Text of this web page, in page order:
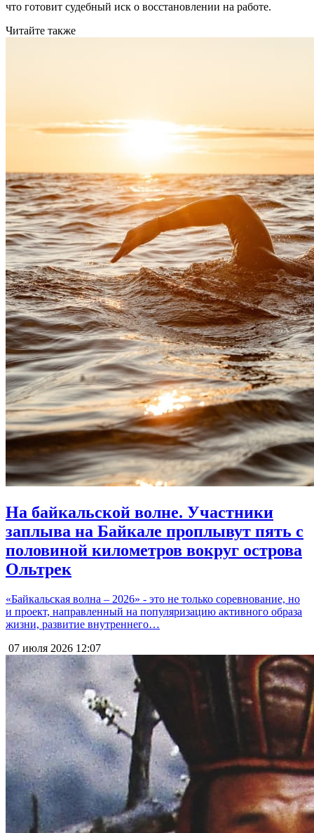
что готовит судебный иск о восстановлении на работе.
Читайте также
На байкальской волне. Участники
заплыва на Байкале проплывут пять с
половиной километров вокруг острова
Ольтрек
«Байкальская волна – 2026» - это не только соревнование, но
и проект, направленный на популяризацию активного образа
жизни, развитие внутреннего…
07 июля 2026 12:07